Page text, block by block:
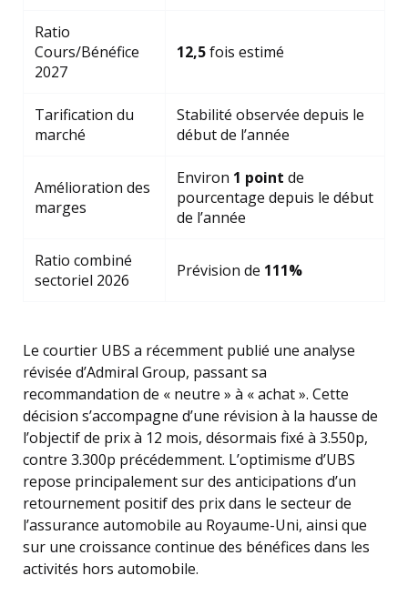
Ratio
Cours/Bénéfice
2027
12,5fois estimé
Tarification du
marché
Stabilité observée depuis le
début de l’année
Amélioration des
marges
Environ 1 point de
pourcentage depuis le début
de l’année
Ratio combiné
sectoriel 2026
Prévision de 111%
Le courtier UBS a récemment publié une analyse
révisée d’Admiral Group, passant sa
recommandation de « neutre » à « achat ». Cette
décision s’accompagne d’une révision à la hausse de
l’objectif de prix à 12 mois, désormais fixé à 3.550p,
contre 3.300p précédemment. L’optimisme d’UBS
repose principalement sur des anticipations d’un
retournement positif des prix dans le secteur de
l’assurance automobile au Royaume-Uni, ainsi que
sur une croissance continue des bénéfices dans les
activités hors automobile.